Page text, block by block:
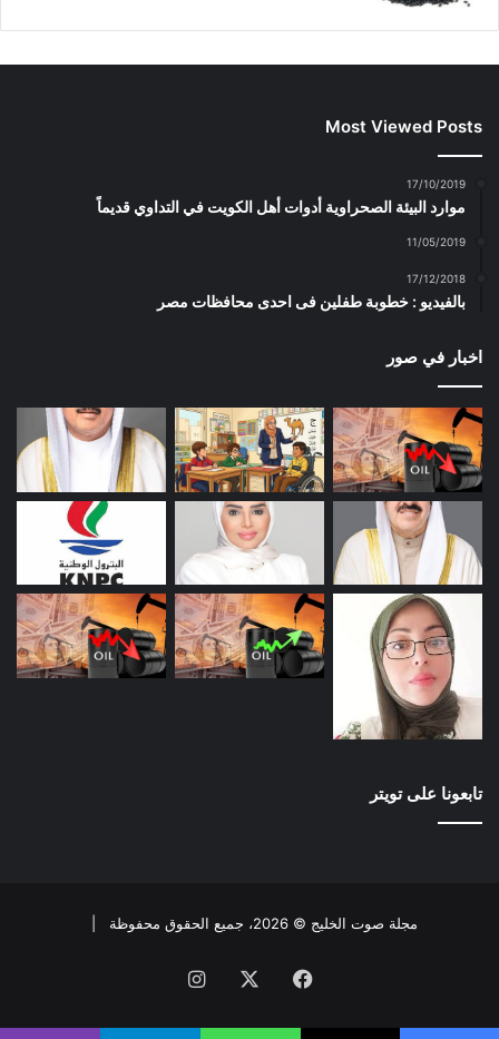
Most Viewed Posts
17/10/2019
موارد البيئة الصحراوية أدوات أهل الكويت في التداوي قديماً
11/05/2019
17/12/2018
بالفيديو : خطوبة طفلين فى احدى محافظات مصر
اخبار في صور
تابعونا على تويتر
مجلة صوت الخليج © 2026، جميع الحقوق محفوظة |
فيسبوك انستقرام